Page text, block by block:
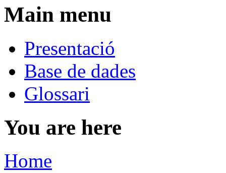
Main menu
Presentació
Base de dades
Glossari
You are here
Home